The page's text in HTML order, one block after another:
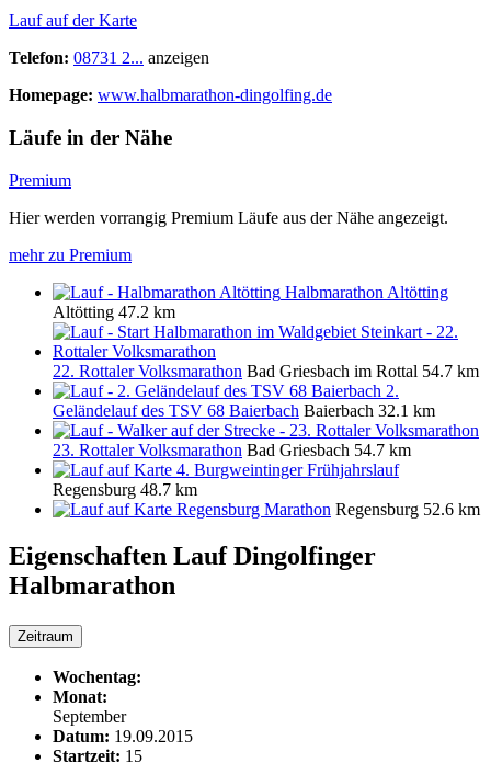
Lauf auf der Karte
Telefon: 08731 2... anzeigen
Homepage: www.halbmarathon-dingolfing.de
Läufe in der Nähe
Premium
Hier werden vorrangig Premium Läufe aus der Nähe angezeigt.
mehr zu Premium
Halbmarathon Altötting
Altötting 47.2 km
22. Rottaler Volksmarathon Bad Griesbach im Rottal 54.7 km
2.
Geländelauf des TSV 68 Baierbach Baierbach 32.1 km
23. Rottaler Volksmarathon Bad Griesbach 54.7 km
4. Burgweintinger Frühjahrslauf
Regensburg 48.7 km
Regensburg Marathon Regensburg 52.6 km
Eigenschaften LaufDingolfinger
Halbmarathon
Zeitraum
Wochentag:
Monat:
September
Datum: 19.09.2015
Startzeit: 15